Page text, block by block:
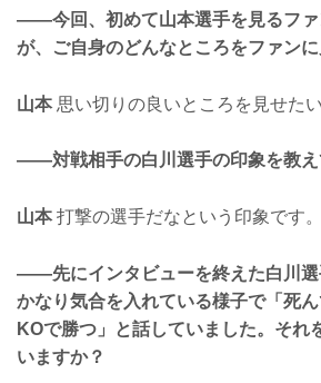
——今回、初めて山本選手を見るファ
が、ご自身のどんなところをファン
山本思い切りの良いところを見せたい
——対戦相手の白川選手の印象を教え
山本打撃の選手だなという印象です。
——先にインタビューを終えた白川選
かなり気合を入れている様子で「死
KOで勝つ」と話していました。それ
いますか？